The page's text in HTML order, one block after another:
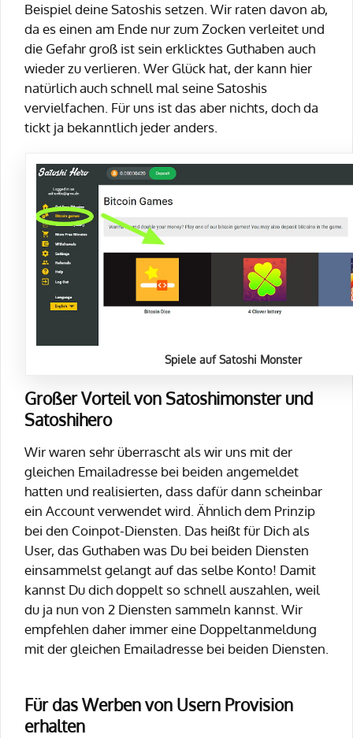
Beispiel deine Satoshis setzen. Wir raten davon ab,
da es einen am Ende nur zum Zocken verleitet und
die Gefahr groß ist sein erklicktes Guthaben auch
wieder zu verlieren. Wer Glück hat, der kann hier
natürlich auch schnell mal seine Satoshis
vervielfachen. Für uns ist das aber nichts, doch da
tickt ja bekanntlich jeder anders.
Spiele auf Satoshi Monster
Großer Vorteil von Satoshimonster und
Satoshihero
Wir waren sehr überrascht als wir uns mit der
gleichen Emailadresse bei beiden angemeldet
hatten und realisierten, dass dafür dann scheinbar
ein Account verwendet wird. Ähnlich dem Prinzip
bei den Coinpot-Diensten. Das heißt für Dich als
User, das Guthaben was Du bei beiden Diensten
einsammelst gelangt auf das selbe Konto! Damit
kannst Du dich doppelt so schnell auszahlen, weil
du ja nun von 2 Diensten sammeln kannst. Wir
empfehlen daher immer eine Doppeltanmeldung
mit der gleichen Emailadresse bei beiden Diensten.
Für das Werben von Usern Provision
erhalten